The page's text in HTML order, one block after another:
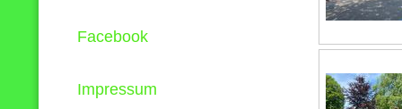
Facebook
Impressum